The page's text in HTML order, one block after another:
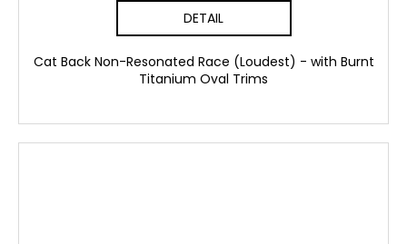
DETAIL
Cat Back Non-Resonated Race (Loudest) - with Burnt
Titanium Oval Trims